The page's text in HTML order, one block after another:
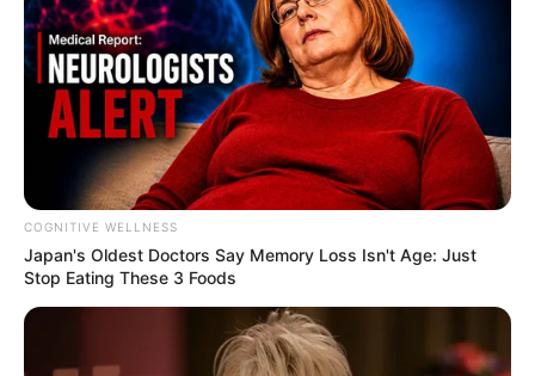
COGNITIVE WELLNESS
Japan's Oldest Doctors Say Me​mory Lo​ss Isn't Age: Just
Stop Eating These 3 Foods